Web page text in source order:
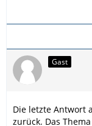
Gast
Die letzte Antwort
zurück. Das